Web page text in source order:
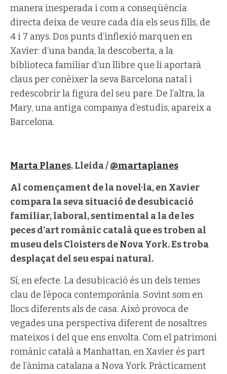
manera inesperada i com a conseqüència
directa deixa de veure cada dia els seus fills, de
4 i 7 anys. Dos punts d’inflexió marquen en
Xavier: d’una banda, la descoberta, a la
biblioteca familiar d’un llibre que li aportarà
claus per conèixer la seva Barcelona natal i
redescobrir la figura del seu pare. De l’altra, la
Mary, una antiga companya d’estudis, apareix a
Barcelona.
Marta Planes. Lleida /@martaplanes
Al començament de la novel·la, en Xavier
compara la seva situació de desubicació
familiar, laboral, sentimental a la de les
peces d’art romànic català que es troben al
museu dels Cloisters de Nova York. Es troba
desplaçat del seu espai natural.
Sí, en efecte. La desubicació és un dels temes
clau de l’època contemporània. Sovint som en
llocs diferents als de casa. Això provoca de
vegades una perspectiva diferent de nosaltres
mateixos i del que ens envolta. Com el patrimoni
romànic català a Manhattan, en Xavier és part
de l’ànima catalana a Nova York. Pràcticament